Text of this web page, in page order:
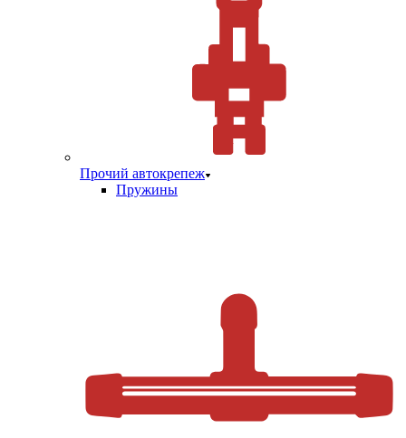
Прочий автокрепеж
Пружины